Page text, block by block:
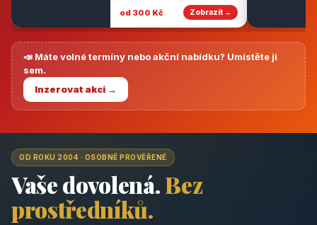
od 300 Kč
Zobrazit →
📣 Máte volné termíny nebo akční nabídku? Umístěte ji
sem.
Inzerovat akci →
OD ROKU 2004 · OSOBNĚ PROVĚŘENÉ
Vaše dovolená.Bez
prostředníků.